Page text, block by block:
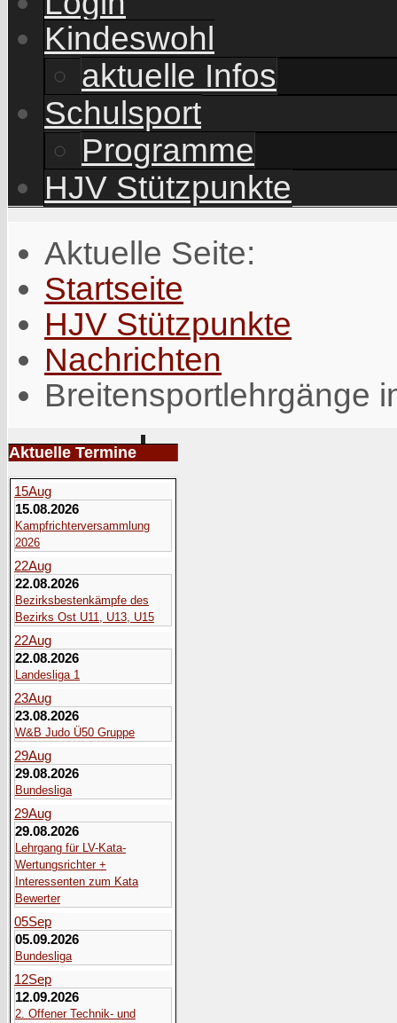
Kindeswohl
aktuelle Infos
Schulsport
Programme
HJV Stützpunkte
Aktuelle Seite:
Startseite
HJV Stützpunkte
Nachrichten
Breitensportlehrgänge
Aktuelle Termine
15Aug
15.08.2026
Kampfrichterversammlung
2026
22Aug
22.08.2026
Bezirksbestenkämpfe des
Bezirks Ost U11, U13, U15
22Aug
22.08.2026
Landesliga 1
23Aug
23.08.2026
W&B Judo Ü50 Gruppe
29Aug
29.08.2026
Bundesliga
29Aug
29.08.2026
Lehrgang für LV-Kata-
Wertungsrichter +
Interessenten zum Kata
Bewerter
05Sep
05.09.2026
Bundesliga
12Sep
12.09.2026
2. Offener Technik- und